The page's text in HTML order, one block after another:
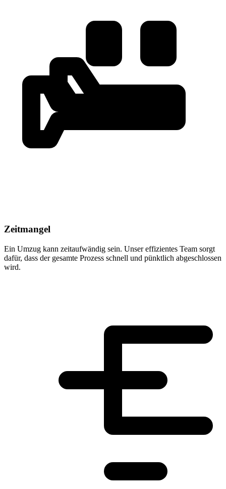
Zeitmangel
Ein Umzug kann zeitaufwändig sein. Unser effizientes Team sorgt
dafür, dass der gesamte Prozess schnell und pünktlich abgeschlossen
wird.